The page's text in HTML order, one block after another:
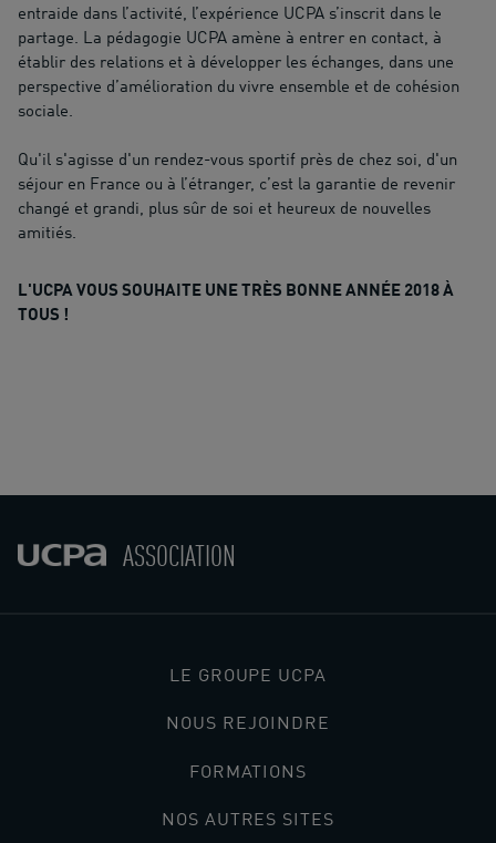
entraide dans l’activité, l’expérience UCPA s’inscrit dans le
partage. La pédagogie UCPA amène à entrer en contact, à
établir des relations et à développer les échanges, dans une
perspective d’amélioration du vivre ensemble et de cohésion
sociale.
Qu'il s'agisse d'un rendez-vous sportif près de chez soi, d'un
séjour en France ou à l’étranger, c’est la garantie de revenir
changé et grandi, plus sûr de soi et heureux de nouvelles
amitiés.
L'UCPA VOUS SOUHAITE UNE TRÈS BONNE ANNÉE 2018 À
TOUS !
ASSOCIATION
LE GROUPE UCPA
NOUS REJOINDRE
FORMATIONS
NOS AUTRES SITES